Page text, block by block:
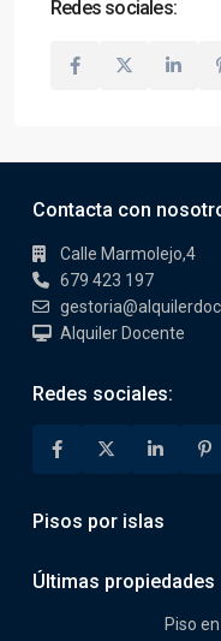
Redes sociales:
Contacta con
Calle Marmolejo,4
679 423 197
Alquiler Docente
Redes sociales:
Pisos por islas
Últimas propiedades
Piso